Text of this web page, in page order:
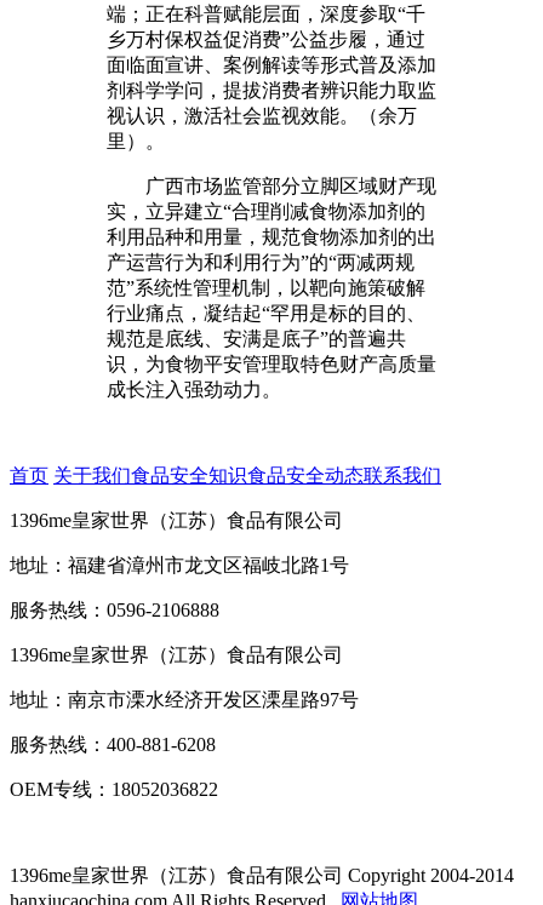
端；正在科普赋能层面，深度参取“千
乡万村保权益促消费”公益步履，通过
面临面宣讲、案例解读等形式普及添加
剂科学学问，提拔消费者辨识能力取监
视认识，激活社会监视效能。（余万
里）。
广西市场监管部分立脚区域财产现
实，立异建立“合理削减食物添加剂的
利用品种和用量，规范食物添加剂的出
产运营行为和利用行为”的“两减两规
范”系统性管理机制，以靶向施策破解
行业痛点，凝结起“罕用是标的目的、
规范是底线、安满是底子”的普遍共
识，为食物平安管理取特色财产高质量
成长注入强劲动力。
首页 关于我们食品安全知识食品安全动态联系我们
1396me皇家世界（江苏）食品有限公司
地址：福建省漳州市龙文区福岐北路1号
服务热线：0596-2106888
1396me皇家世界（江苏）食品有限公司
地址：南京市溧水经济开发区溧星路97号
服务热线：400-881-6208
OEM专线：18052036822
1396me皇家世界（江苏）食品有限公司 Copyright 2004-2014
hanxiucaochina.com All Rights Reserved.
网站地图